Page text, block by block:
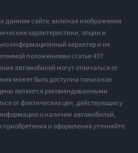
данном сайте, включая изображения
характеристики, опции и
информационный характер и не
положениями статьи 437
автомобилей могут отличаться от
может быть доступна только как
являются рекомендованными
от фактических цен, действующих у
о наличии автомобилей,
приобретения и оформления уточняйте